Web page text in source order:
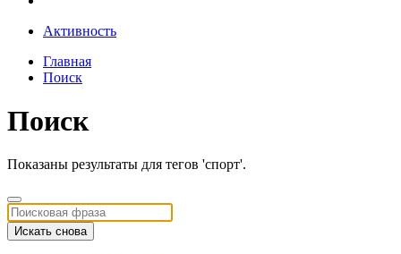
Активность
Главная
Поиск
Поиск
Показаны результаты для тегов 'спорт'.
Искать снова